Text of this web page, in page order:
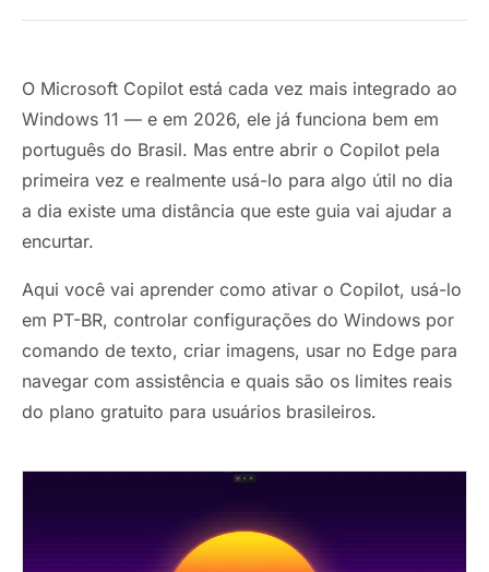
O Microsoft Copilot está cada vez mais integrado ao
Windows 11 — e em 2026, ele já funciona bem em
português do Brasil. Mas entre abrir o Copilot pela
primeira vez e realmente usá-lo para algo útil no dia
a dia existe uma distância que este guia vai ajudar a
encurtar.
Aqui você vai aprender como ativar o Copilot, usá-lo
em PT-BR, controlar configurações do Windows por
comando de texto, criar imagens, usar no Edge para
navegar com assistência e quais são os limites reais
do plano gratuito para usuários brasileiros.